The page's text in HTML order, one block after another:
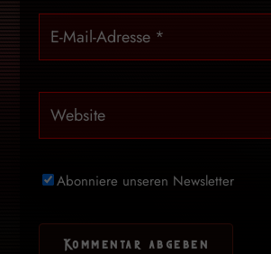
Abonniere unseren Newsletter